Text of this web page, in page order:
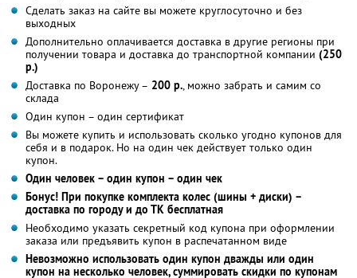
Сделать заказ на сайте вы можете круглосуточно и без
выходных
Дополнительно оплачивается доставка в другие регионы при
получении товара и доставка до транспортной компании (250
р.)
Доставка по Воронежу – 200 р., можно забрать и самим со
склада
Один купон – один сертификат
Вы можете купить и использовать сколько угодно купонов для
себя и в подарок. Но на один чек действует только один
купон.
Один человек – один купон – один чек
Бонус! При покупке комплекта колес (шины + диски) –
доставка по городу и до ТК бесплатная
Необходимо указать секретный код купона при оформлении
заказа или предъявить купон в распечатанном виде
Невозможно использовать один купон дважды или один
купон на несколько человек, суммировать скидки по купонам